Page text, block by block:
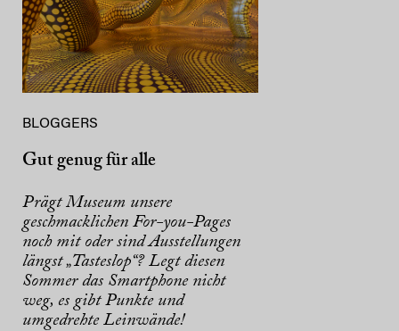
BLOGGERS
Gut genug für alle
Prägt Museum unsere
geschmacklichen For-you-Pages
noch mit oder sind Ausstellungen
längst „Tasteslop“? Legt diesen
Sommer das Smartphone nicht
weg, es gibt Punkte und
umgedrehte Leinwände!